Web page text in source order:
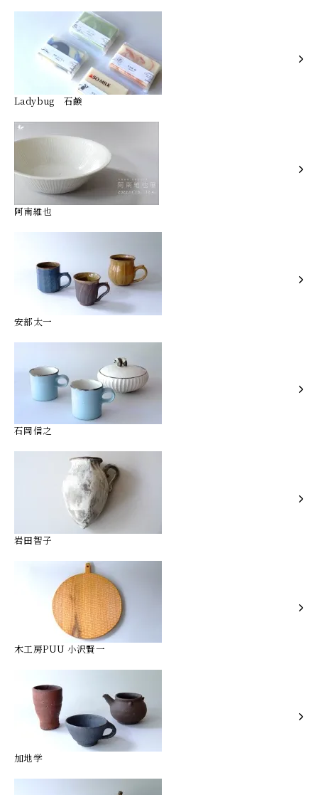
Ladybug 石鹸
阿南維也
安部太一
石岡信之
岩田智子
木工房PUU 小沢賢一
加地学